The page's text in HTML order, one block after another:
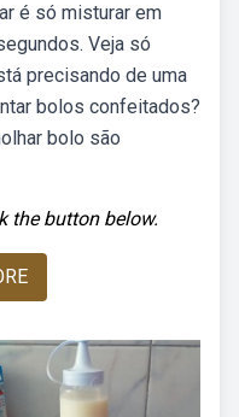
é só misturar em
Veja só
precisando de uma
bolos confeitados?
bolo são
the button below.